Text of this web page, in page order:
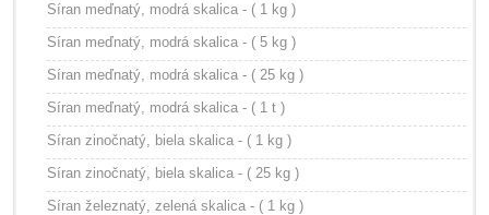
Síran meďnatý, modrá skalica - ( 1 kg )
Síran meďnatý, modrá skalica - ( 5 kg )
Síran meďnatý, modrá skalica - ( 25 kg )
Síran meďnatý, modrá skalica - ( 1 t )
Síran zinočnatý, biela skalica - ( 1 kg )
Síran zinočnatý, biela skalica - ( 25 kg )
Síran železnatý, zelená skalica - ( 1 kg )